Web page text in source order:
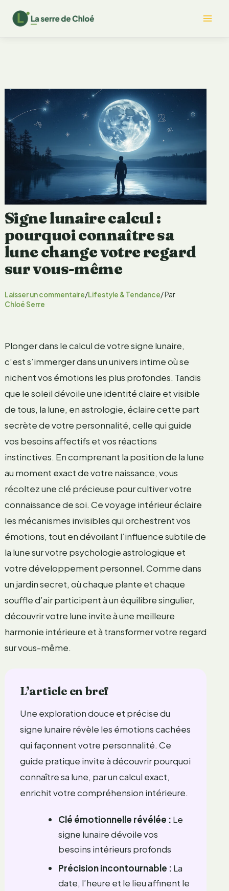
contenu
Signe lunaire calcul :
pourquoi connaître sa
lune change votre regard
sur vous-même
Laisser un commentaire/Lifestyle & Tendance/ Par
Chloé Serre
Plonger dans le calcul de votre signe lunaire,
c’est s’immerger dans un univers intime où se
nichent vos émotions les plus profondes. Tandis
que le soleil dévoile une identité claire et visible
de tous, la lune, en astrologie, éclaire cette part
secrète de votre personnalité, celle qui guide
vos besoins affectifs et vos réactions
instinctives. En comprenant la position de la lune
au moment exact de votre naissance, vous
récoltez une clé précieuse pour cultiver votre
connaissance de soi. Ce voyage intérieur éclaire
les mécanismes invisibles qui orchestrent vos
émotions, tout en dévoilant l’influence subtile de
la lune sur votre psychologie astrologique et
votre développement personnel. Comme dans
un jardin secret, où chaque plante et chaque
souffle d’air participent à un équilibre singulier,
découvrir votre lune invite à une meilleure
harmonie intérieure et à transformer votre regard
sur vous-même.
L’article en bref
Une exploration douce et précise du
signe lunaire révèle les émotions cachées
qui façonnent votre personnalité. Ce
guide pratique invite à découvrir pourquoi
connaître sa lune, par un calcul exact,
enrichit votre compréhension intérieure.
Clé émotionnelle révélée : Le
signe lunaire dévoile vos
besoins intérieurs profonds
Précision incontournable : La
date, l’heure et le lieu affinent le